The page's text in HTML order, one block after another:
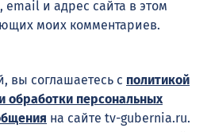
email и адрес сайта в этом
моих комментариев.
вы соглашаетесь с политикой
обработки персональных
на сайте tv-gubernia.ru.